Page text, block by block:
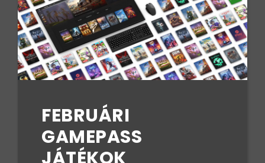
FEBRUÁRI
GAMEPASS